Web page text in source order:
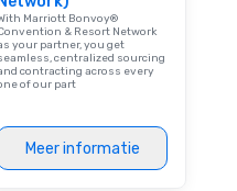
Marriott Bonvoy®
& Resort Network
your partner, you get
centralized sourcing
contracting across every
of our part
Meer informatie